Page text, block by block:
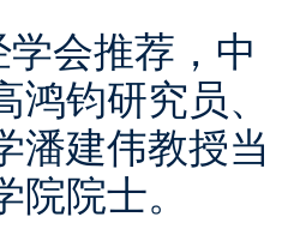
会推荐，中
鸿钧研究员、
潘建伟教授当
院士。